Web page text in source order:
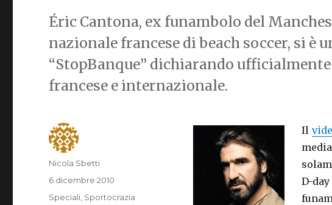
Éric Cantona, ex funambolo del
nazionale francese di beach soccer, si è
“StopBanque” dichiarando
francese e internazionale.
Il
D-
Autore
Nicola Sbetti
Pubblicato
il
6 dicembre 2010
Categorie
Speciali Sportocrazia